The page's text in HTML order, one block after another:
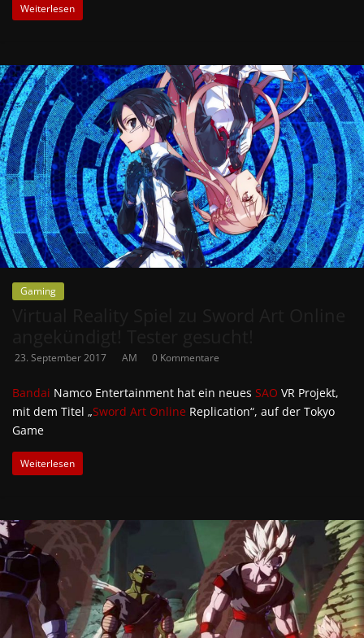
Weiterlesen
Gaming
23. September 2017 AM 0 Kommentare
Bandai Namco Entertainment hat ein neues SAO VR Projekt,
mit dem Titel „Sword Art Online Replication“, auf der Tokyo
Game
Weiterlesen